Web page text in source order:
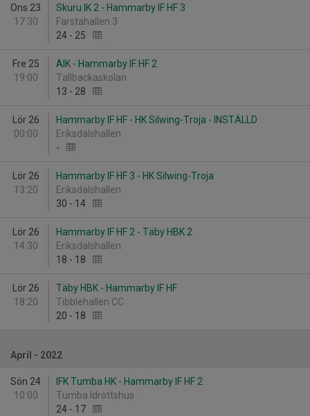
Ons 23
17:30
Skuru IK 2 - Hammarby IF HF 3
Farstahallen 3
24 - 25
Fre 25
19:00
AIK - Hammarby IF HF 2
Tallbackaskolan
13 - 28
Lör 26
00:00
Hammarby IF HF - HK Silwing-Troja - INSTÄLLD
Eriksdalshallen
-
Lör 26
13:20
Hammarby IF HF 3 - HK Silwing-Troja
Eriksdalshallen
30 - 14
Lör 26
14:30
Hammarby IF HF 2 - Täby HBK 2
Eriksdalshallen
18 - 18
Lör 26
18:20
Täby HBK - Hammarby IF HF
Tibblehallen CC
20 - 18
April - 2022
Sön 24
10:00
IFK Tumba HK - Hammarby IF HF 2
Tumba Idrottshus
24 - 17